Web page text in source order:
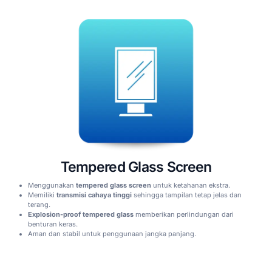
Tempered Glass Screen
Menggunakantempered glass screen untuk ketahanan ekstra.
Memilikitransmisi cahaya tinggi sehingga tampilan tetap jelas dan
terang.
Explosion-proof tempered glass memberikan perlindungan dari
benturan keras.
Aman dan stabil untuk penggunaan jangka panjang.